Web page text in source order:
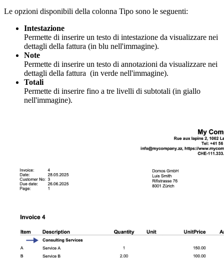
Le opzioni disponibili della colonna Tipo sono le seguenti:
Intestazione
Permette di inserire un testo di intestazione da visualizzare nei
dettagli della fattura (in blu nell'immagine).
Note
Permette di inserire un testo di annotazioni da visualizzare nei
dettagli della fattura (in verde nell'immagine).
Totali
Permette di inserire fino a tre livelli di subtotali (in giallo
nell'immagine).